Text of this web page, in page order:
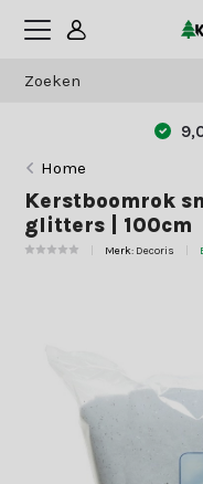
Home
Kerstboomrok
glitters | 100cm
Merk: Decoris